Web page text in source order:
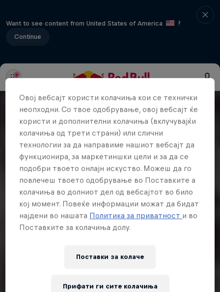
Want to see content from United States of America
?
Continue
Овој вебсајт користи колачиња кои се технички
неопходни. Со твое одобрување, овој вебсајт ќе
користи и дополнителни колачиња (вклучувајќи
колачиња од трети страни) или слични
технологии за да направиме нашиот вебсајт да
функционира, за маркетиншки цели и за да се
подобри твоето онлајн искуство. Можеш да го
повлечеш твоето одобрување во Поставките а
колачиња во долниот дел од вебсајтот во било
кој момент. Повеќе информации можат да бидат
најдени во нашата Политика за приватност и во
Поставките за колачиња долу.
Поставки за колачe
Прифати ги сите колачиња